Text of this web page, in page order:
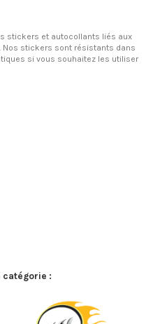
stickers et autocollants liés aux
stickers sont résistants dans
si vous souhaitez les utiliser
catégorie :